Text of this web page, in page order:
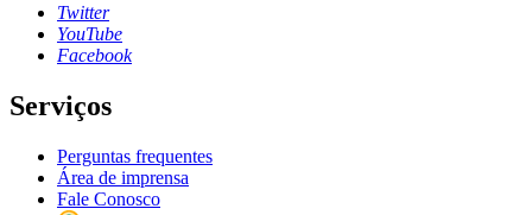
Twitter
YouTube
Facebook
Serviços
Perguntas frequentes
Área de imprensa
Fale Conosco